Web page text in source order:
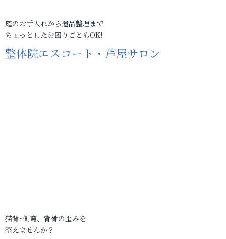
庭のお手入れから遺品整理まで
ちょっとしたお困りごともOK!
整体院エスコート・芦屋サロン
猫背･側弯、背骨の歪みを
整えませんか？